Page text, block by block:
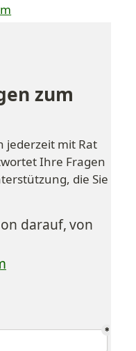
zum
jederzeit mit Rat
Ihre Fragen
die Sie
darauf, von